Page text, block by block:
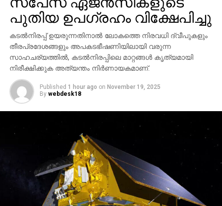
DON'T MISS
‘നൂറു ദിവസത്തിനുള്ളില്‍ തെരഞ്ഞെടുപ്പ്
നടന്നാല്‍ മത്സരിക്കും’; കമല്‍ഹാസന്‍
പുതിയ ഉപഗ്രഹം വിക്ഷേപിച്ചു
കടല്‍നിരപ്പ് ഉയരുന്നതിനാല്‍ ലോകത്തെ നിരവധി ദ്വീപുകളും
തീരപ്രദേശങ്ങളും അപകടഭീഷണിയിലായി വരുന്ന
സാഹചര്യത്തില്‍, കടല്‍നിരപ്പിലെ മാറ്റങ്ങള്‍ കൃത്യമായി
നിരീക്ഷിക്കുക അത്യന്തം നിര്‍ണായകമാണ്.
Published 1 hour ago on November 19, 2025
By webdesk18